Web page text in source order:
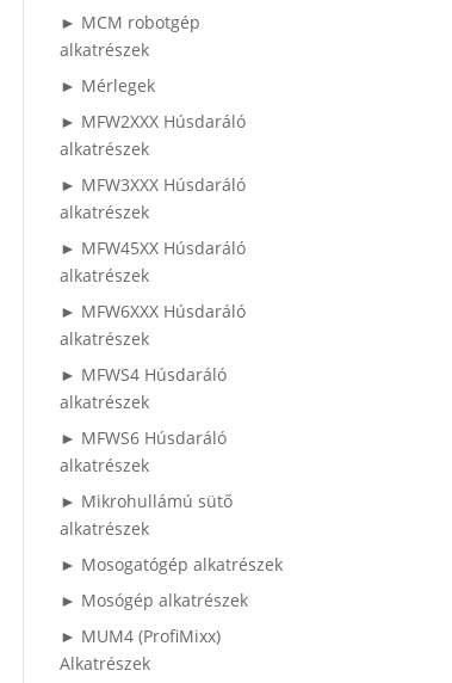
► MCM robotgép
alkatrészek
► Mérlegek
► MFW2XXX Húsdaráló
alkatrészek
► MFW3XXX Húsdaráló
alkatrészek
► MFW45XX Húsdaráló
alkatrészek
► MFW6XXX Húsdaráló
alkatrészek
► MFWS4 Húsdaráló
alkatrészek
► MFWS6 Húsdaráló
alkatrészek
► Mikrohullámú sütő
alkatrészek
► Mosogatógép alkatrészek
► Mosógép alkatrészek
► MUM4 (ProfiMixx)
Alkatrészek